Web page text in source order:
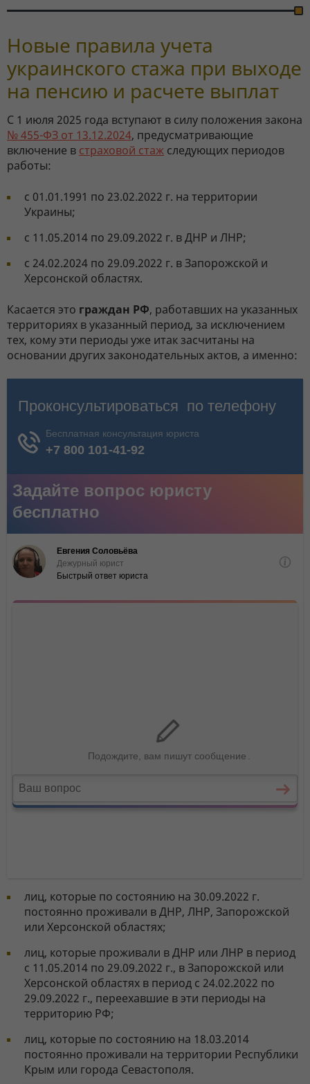
Новые правила учета
украинского стажа при выходе
на пенсию и расчете выплат
С 1 июля 2025 года вступают в силу положения закона
№ 455-ФЗ от 13.12.2024, предусматривающие
включение в страховой стаж следующих периодов
работы:
с 01.01.1991 по 23.02.2022 г. на территории
Украины;
с 11.05.2014 по 29.09.2022 г. в ДНР и ЛНР;
с 24.02.2024 по 29.09.2022 г. в Запорожской и
Херсонской областях.
Касается это граждан РФ, работавших на указанных
территориях в указанный период, за исключением
тех, кому эти периоды уже итак засчитаны на
основании других законодательных актов, а именно:
лиц, которые по состоянию на 30.09.2022 г.
постоянно проживали в ДНР, ЛНР, Запорожской
или Херсонской областях;
лиц, которые проживали в ДНР или ЛНР в период
с 11.05.2014 по 29.09.2022 г., в Запорожской или
Херсонской областях в период с 24.02.2022 по
29.09.2022 г., переехавшие в эти периоды на
территорию РФ;
лиц, которые по состоянию на 18.03.2014
постоянно проживали на территории Республики
Крым или города Севастополя.